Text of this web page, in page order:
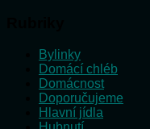
Bylinky
Domácí chléb
Domácnost
Doporučujeme
Hlavní jídla